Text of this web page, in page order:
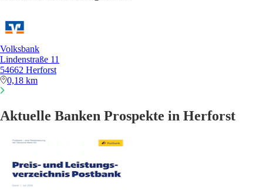
Volksbank
Lindenstraße 11
54662 Herforst
0,18 km
Aktuelle Banken Prospekte in Herforst